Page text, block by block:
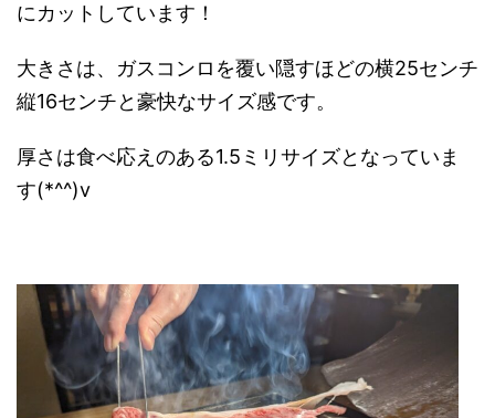
にカットしています！
大きさは、ガスコンロを覆い隠すほどの横25センチ
縦16センチと豪快なサイズ感です。
厚さは食べ応えのある1.5ミリサイズとなっていま
す(*^^)v